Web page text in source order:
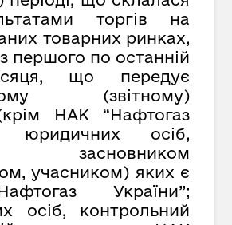
торгів на
товарних ринках,
першого по останній
що передує
(звітному)
НАК “Нафтогаз
юридичних осіб,
засновником
учасником) яких є
України”;
осіб, контрольний